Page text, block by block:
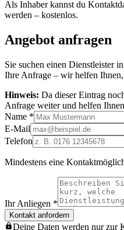
Als Inhaber kannst du
werden – kostenlos.
Angebot anfragen
Sie suchen einen Dienstleister
Ihre Anfrage – wir helfen
Hinweis: Da dieser Eintrag
Anfrage weiter und helfen
Name *
E-Mail
Telefon
Mindestens eine
Ihr Anliegen *
Kontakt anfordern
Deine Daten werden nur zur